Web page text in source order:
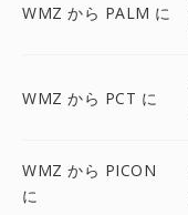
WMZ から PALM に
WMZ から PCT に
WMZ から PICON
に